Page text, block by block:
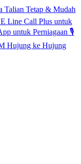
Talian Tetap & Mudah
Line Call Plus untuk
untuk Perniagaan 🎙️
Hujung ke Hujung